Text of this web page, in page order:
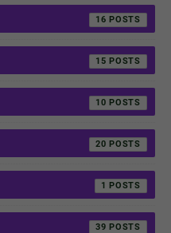
16
15
10
20
1
39